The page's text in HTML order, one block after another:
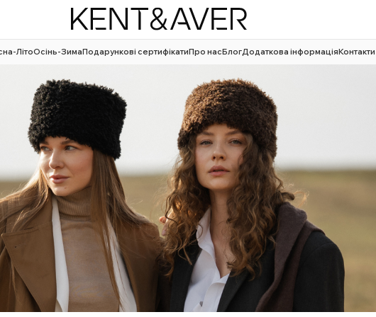
ЛітоОсінь-ЗимаПодарункові сертифікатиПро насБлогДодаткова інформаціяКонтакти